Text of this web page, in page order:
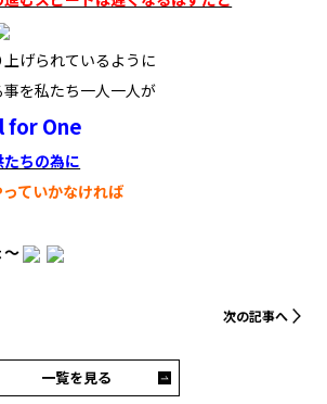
げられているように
を私たち一人一人が
for One
ちの為に
ていかなければ
～
一覧を見る
次の記事へ